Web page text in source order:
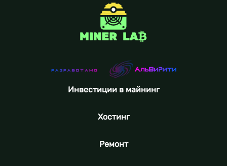
Инвестиции в майнинг
Хостинг
Ремонт